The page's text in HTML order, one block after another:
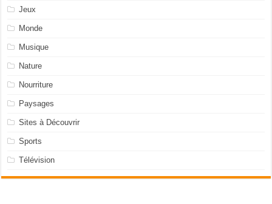
Jeux
Monde
Musique
Nature
Nourriture
Paysages
Sites à Découvrir
Sports
Télévision